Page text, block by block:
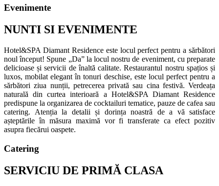
Evenimente
NUNTI SI EVENIMENTE
Hotel&SPA Diamant Residence este locul perfect pentru a sărbători
noul început! Spune „Da” la locul nostru de eveniment, cu preparate
delicioase și servicii de înaltă calitate. Restaurantul nostru spațios și
luxos, mobilat elegant în tonuri deschise, este locul perfect pentru a
sărbători ziua nunții, petrecerea privată sau cina festivă. Verdeața
naturală din curtea interioară a Hotel&SPA Diamant Residence
predispune la organizarea de cocktailuri tematice, pauze de cafea sau
catering. Atenția la detalii și dorința noastră de a vă satisface
așteptările în măsura maximă vor fi transferate ca efect pozitiv
asupra fiecărui oaspete.
Catering
SERVICIU DE PRIMĂ CLASA